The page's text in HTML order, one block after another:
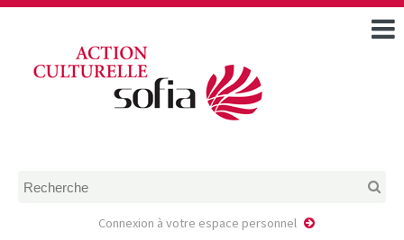
DOSSIERS DE DEMANDE
Connexion à votre espace personnel